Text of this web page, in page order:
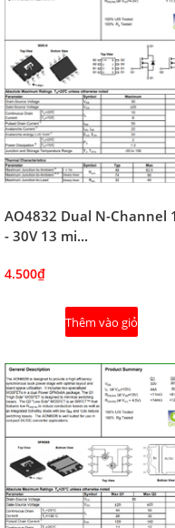
AO4832 Dual N-Channel
- 30V 13 mi...
4.500₫
Thêm vào giỏ